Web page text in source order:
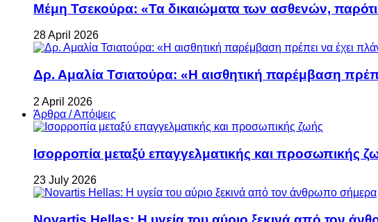
Μέμη Τσεκούρα: «Τα δικαιώματα των ασθενών,
28 April 2026
Δρ. Αμαλία Τσιατούρα: «Η αισθητική παρέμβαση
2 April 2026
Άρθρα / Απόψεις
Ισορροπία μεταξύ επαγγελματικής και προσωπικής
23 July 2026